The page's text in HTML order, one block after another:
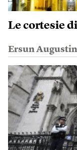
Le cortesie
Ersun